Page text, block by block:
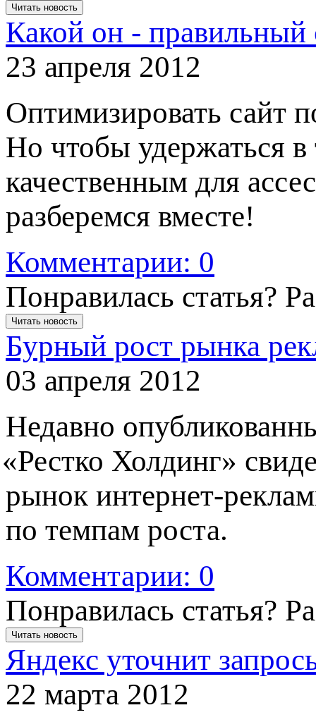
Читать новость
Какой он - правильный
23 апреля 2012
Оптимизировать сайт
Но чтобы удержаться в
качественным для
разберемся вместе!
Комментарии: 0
Понравилась статья?
Читать новость
Бурный рост рынка
03 апреля 2012
Недавно
«Рестко Холдинг»
рынок интернет-
по темпам роста.
Комментарии: 0
Понравилась статья?
Читать новость
Яндекс уточнит
22 марта 2012